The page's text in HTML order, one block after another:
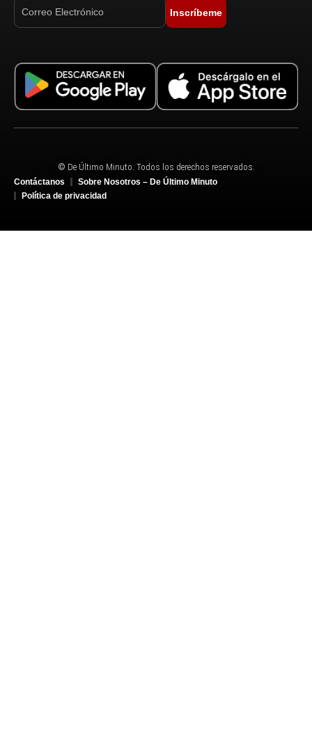
Inscríbeme
© De Último Minuto. Todos los derechos reservados.
Contáctanos
Sobre Nosotros – De Último Minuto
Política de privacidad